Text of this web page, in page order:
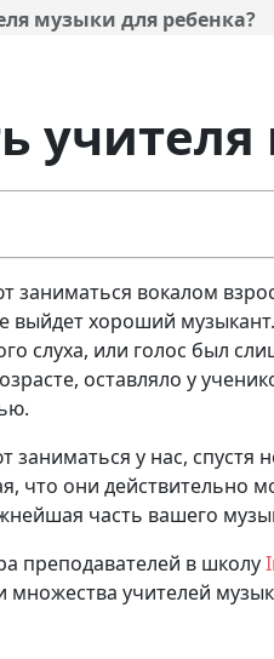
музыки для ребенка?
вокалом
выйдет хороший
слуха, или голос был
оставляло у
заниматься у нас,
что они
часть вашего
преподавателей в школу
множества учителей